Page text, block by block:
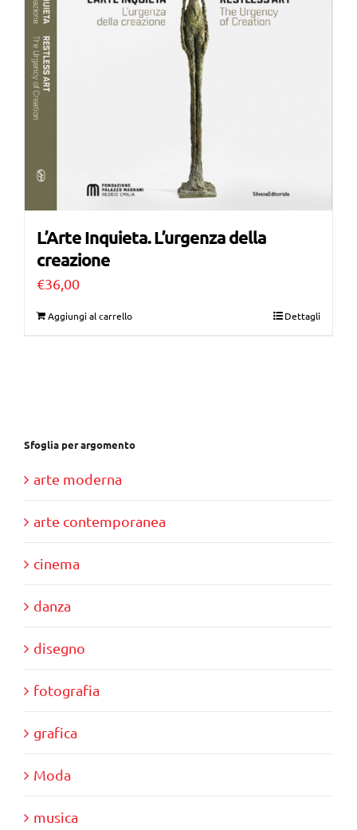
L’Arte Inquieta. L’urgenza della
creazione
€36,00
Aggiungi al carrello Dettagli
Sfoglia per argomento
arte moderna
arte contemporanea
cinema
danza
disegno
fotografia
grafica
Moda
musica